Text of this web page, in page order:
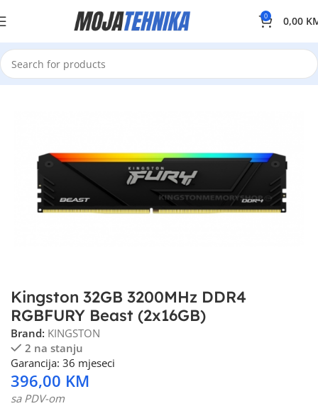
0 0,00
Kingston 32GB 3200MHz DDR4
RGBFURY Beast (2x16GB)
Brand: KINGSTON
2 na stanju
Garancija: 36 mjeseci
396,00 KM
sa PDV-om